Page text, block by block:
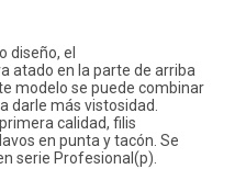
diseño, el
atado en la parte de arriba
modelo se puede combinar
darle más vistosidad.
calidad, filis
en punta y tacón. Se
serie Profesional(p).